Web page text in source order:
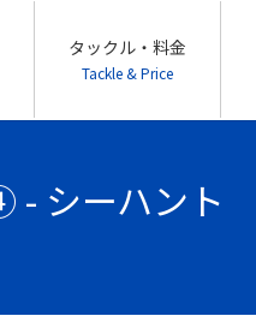
タックル・料金
Tackle & Price
シーハント